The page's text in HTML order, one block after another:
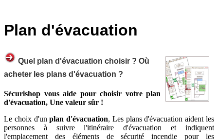
Plan d'évacuation
Quel plan d'évacuation choisir ? Où
acheter les plans d'évacuation ?
Sécurishop vous aide pour choisir votre plan
d'évacuation, Une valeur sûr !
Le choix d'unplan d'évacuation, Les plans d'évacuation aident les
personnes à suivre l'itinéraire d'évacuation et indiquent
l'emplacement des éléments de sécurité incendie pour les